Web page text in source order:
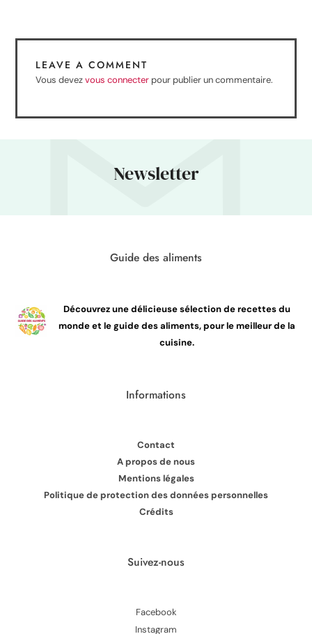
LEAVE A COMMENT
Vous devezvous connecter pour publier un commentaire.
Newsletter
Guide des aliments
Découvrez une délicieuse sélection de recettes du
monde et le guide des aliments, pour le meilleur de la
cuisine.
Informations
Contact
A propos de nous
Mentions légales
Politique de protection des données personnelles
Crédits
Suivez-nous
Facebook
Instagram